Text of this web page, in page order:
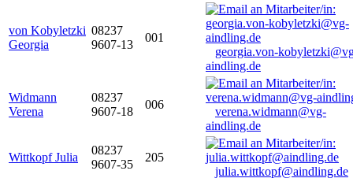
von Kobyletzki
Georgia
08237
9607-13
001
georgia.von-
aindling.de
Widmann
Verena
08237
9607-18
006
verena.widmann@vg-
aindling.de
Wittkopf Julia
08237
9607-35
205
julia.wittkopf@aindling.de